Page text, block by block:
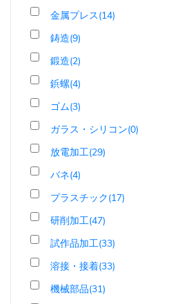
金属プレス(14)
鋳造(9)
鍛造(2)
鋲螺(4)
ゴム(3)
ガラス・シリコン(0)
放電加工(29)
バネ(4)
プラスチック(17)
研削加工(47)
試作品加工(33)
溶接・接着(33)
機械部品(31)